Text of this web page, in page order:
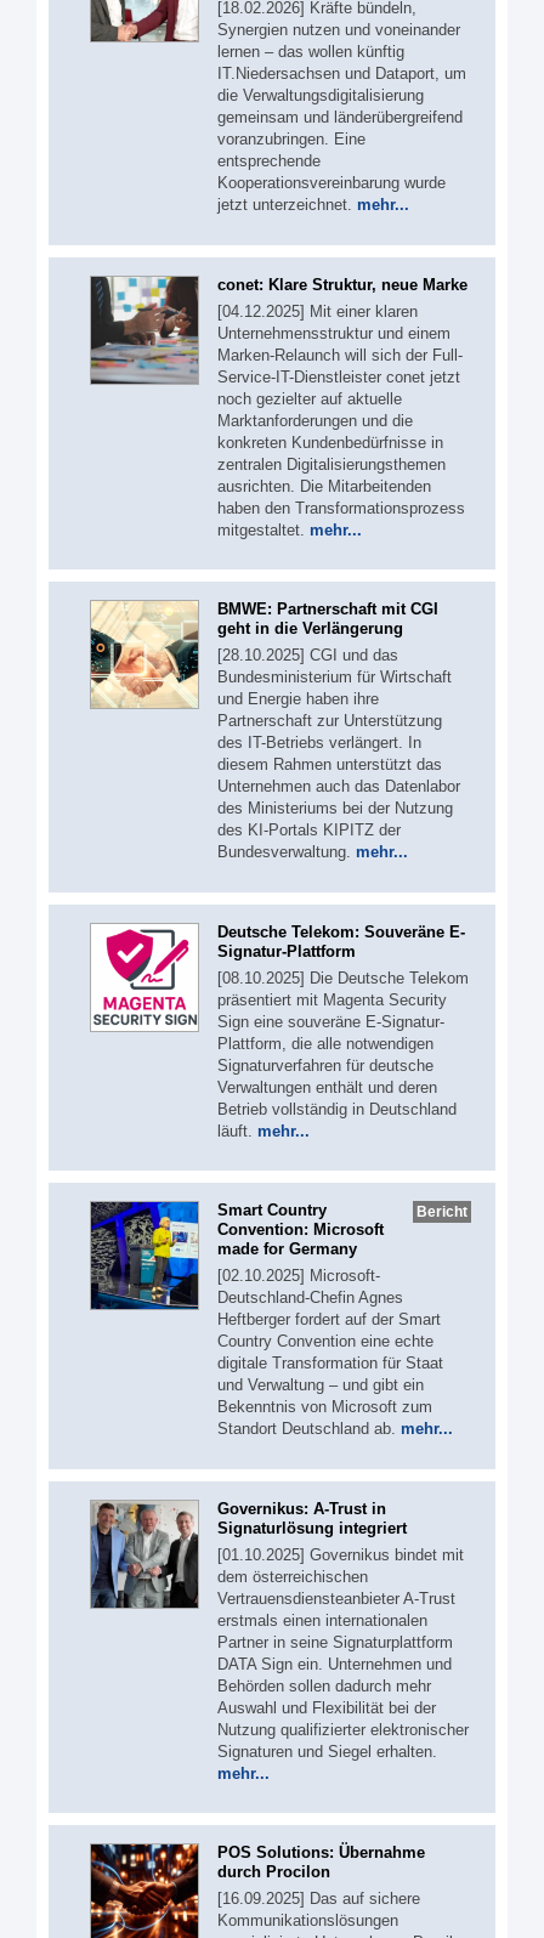
[18.02.2026] Kräfte bündeln,
Synergien nutzen und voneinander
lernen – das wollen künftig
IT.Niedersachsen und Dataport, um
die Verwaltungsdigitalisierung
gemeinsam und länderübergreifend
voranzubringen. Eine
entsprechende
Kooperationsvereinbarung wurde
jetzt unterzeichnet. mehr...
conet: Klare Struktur, neue Marke
[04.12.2025] Mit einer klaren
Unternehmensstruktur und einem
Marken-Relaunch will sich der Full-
Service-IT-Dienstleister conet jetzt
noch gezielter auf aktuelle
Marktanforderungen und die
konkreten Kundenbedürfnisse in
zentralen Digitalisierungsthemen
ausrichten. Die Mitarbeitenden
haben den Transformationsprozess
mitgestaltet. mehr...
BMWE: Partnerschaft mit CGI
geht in die Verlängerung
[28.10.2025] CGI und das
Bundesministerium für Wirtschaft
und Energie haben ihre
Partnerschaft zur Unterstützung
des IT-Betriebs verlängert. In
diesem Rahmen unterstützt das
Unternehmen auch das Datenlabor
des Ministeriums bei der Nutzung
des KI-Portals KIPITZ der
Bundesverwaltung. mehr...
Deutsche Telekom: Souveräne E-
Signatur-Plattform
[08.10.2025] Die Deutsche Telekom
präsentiert mit Magenta Security
Sign eine souveräne E-Signatur-
Plattform, die alle notwendigen
Signaturverfahren für deutsche
Verwaltungen enthält und deren
Betrieb vollständig in Deutschland
läuft. mehr...
Bericht
Smart Country
Convention: Microsoft
made for Germany
[02.10.2025] Microsoft-
Deutschland-Chefin Agnes
Heftberger fordert auf der Smart
Country Convention eine echte
digitale Transformation für Staat
und Verwaltung – und gibt ein
Bekenntnis von Microsoft zum
Standort Deutschland ab. mehr...
Governikus: A-Trust in
Signaturlösung integriert
[01.10.2025] Governikus bindet mit
dem österreichischen
Vertrauensdiensteanbieter A-Trust
erstmals einen internationalen
Partner in seine Signaturplattform
DATA Sign ein. Unternehmen und
Behörden sollen dadurch mehr
Auswahl und Flexibilität bei der
Nutzung qualifizierter elektronischer
Signaturen und Siegel erhalten.
mehr...
POS Solutions: Übernahme
durch Procilon
[16.09.2025] Das auf sichere
Kommunikationslösungen